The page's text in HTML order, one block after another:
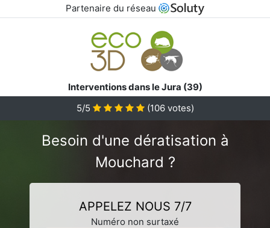
Partenaire du réseau
Interventions dans le Jura (39)
5/5 (106votes)
Besoin d'une dératisation à
Mouchard ?
APPELEZ NOUS 7/7
Numéro non surtaxé